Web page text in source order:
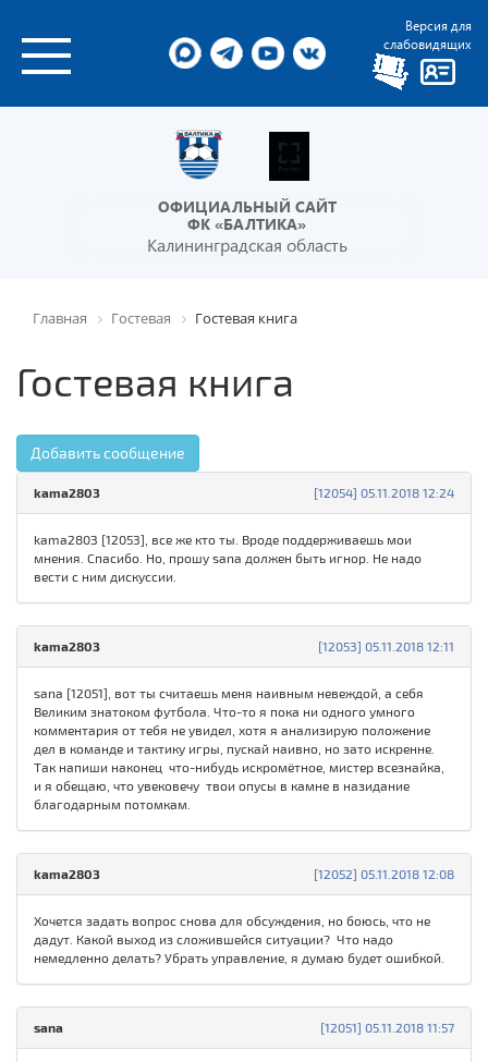
Версия для
слабовидящих
ОФИЦИАЛЬНЫЙ САЙТ
ФК «БАЛТИКА»
Калининградская область
Главная Гостевая Гостевая книга
Гостевая книга
Добавить сообщение
[12054] 05.11.2018 12:24
kama2803
kаmа280З [12053], все же кто ты. Вроде поддерживаешь мои
мнения. Спасибо. Но, прошу sana должен быть игнор. Не надо
вести с ним дискуссии.
[12053] 05.11.2018 12:11
kаmа280З
sana [12051], вот ты считаешь меня наивным невеждой, а себя
Великим знатоком футбола. Что-то я пока ни одного умного
комментария от тебя не увидел, хотя я анализирую положение
дел в команде и тактику игры, пускай наивно, но зато искренне.
Так напиши наконец что-нибудь искромётное, мистер всезнайка,
и я обещаю, что увековечу твои опусы в камне в назидание
благодарным потомкам.
[12052] 05.11.2018 12:08
kama2803
Хочется задать вопрос снова для обсуждения, но боюсь, что не
дадут. Какой выход из сложившейся ситуации? Что надо
немедленно делать? Убрать управление, я думаю будет ошибкой.
[12051] 05.11.2018 11:57
sana